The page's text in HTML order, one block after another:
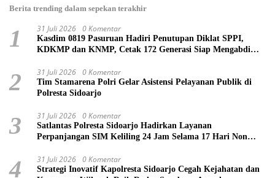
Berita trending dalam sepekan terakhir
1 31 Juli 2026 0 Komentar
Kasdim 0819 Pasuruan Hadiri Penutupan Diklat SPPI,
KDKMP dan KNMP, Cetak 172 Generasi Siap Mengabdi
2 31 Juli 2026 0 Komentar
Tim Stamarena Polri Gelar Asistensi Pelayanan Publik di
Polresta Sidoarjo
3 31 Juli 2026 0 Komentar
Satlantas Polresta Sidoarjo Hadirkan Layanan
Perpanjangan SIM Keliling 24 Jam Selama 17 Hari Non
4 31 Juli 2026 0 Komentar
Strategi Inovatif Kapolresta Sidoarjo Cegah Kejahatan dan